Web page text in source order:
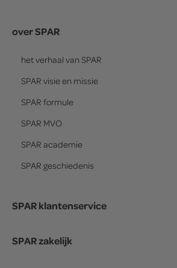
over SPAR
het verhaal van SPAR
SPAR visie en missie
SPAR formule
SPAR MVO
SPAR academie
SPAR geschiedenis
SPAR klantenservice
SPAR zakelijk